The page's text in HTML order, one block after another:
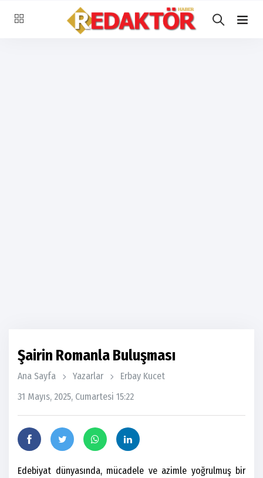
Şairin Romanla Buluşması
Ana Sayfa Yazarlar
Erbay Kucet
31 Mayıs, 2025, Cumartesi 15:22
Edebiyat dünyasında, mücadele ve azimle yoğrulmuş bir